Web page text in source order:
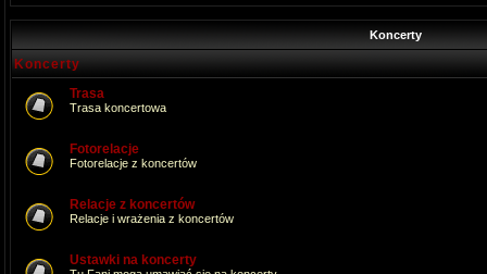
Koncerty
Koncerty
Trasa
Trasa koncertowa
Fotorelacje
Fotorelacje z koncertów
Relacje z koncertów
Relacje i wrażenia z koncertów
Ustawki na koncerty